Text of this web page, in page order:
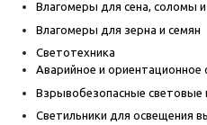
Влагомеры для сена, соломы и
Влагомеры для зерна и семян
Светотехника
Аварийное и ориентационное
Взрывобезопасные световые
Светильники для освещения